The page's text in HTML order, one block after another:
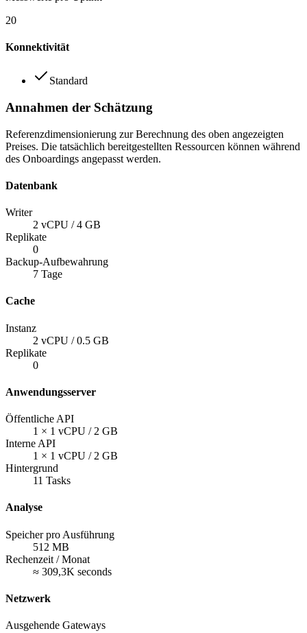
20
Konnektivität
Standard
Annahmen der Schätzung
Referenzdimensionierung zur Berechnung des oben angezeigten
Preises. Die tatsächlich bereitgestellten Ressourcen können während
des Onboardings angepasst werden.
Datenbank
Writer
2 vCPU / 4 GB
Replikate
0
Backup-Aufbewahrung
7 Tage
Cache
Instanz
2 vCPU / 0.5 GB
Replikate
0
Anwendungsserver
Öffentliche API
1 × 1 vCPU / 2 GB
Interne API
1 × 1 vCPU / 2 GB
Hintergrund
11 Tasks
Analyse
Speicher pro Ausführung
512 MB
Rechenzeit / Monat
≈ 309,3K seconds
Netzwerk
Ausgehende Gateways